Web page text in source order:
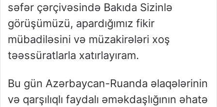
səfər çərçivəsində Bakıda Sizinlə
görüşümüzü, apardığımız fikir
mübadiləsini və müzakirələri xoş
təəssüratlarla xatırlayıram.
Bu gün Azərbaycan-Ruanda əlaqələrinin
və qarşılıqlı faydalı əməkdaşlığının əhatə